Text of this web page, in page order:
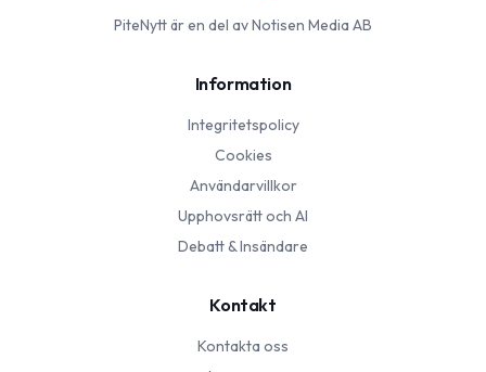
PiteNyttär en del av Notisen Media AB
Information
Integritetspolicy
Cookies
Användarvillkor
Upphovsrätt och AI
Debatt & Insändare
Kontakt
Kontakta oss